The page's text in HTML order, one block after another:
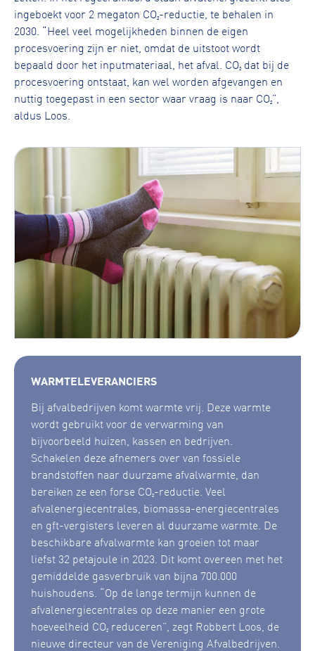
ingeboekt voor 2 megaton CO₂-reductie, te behalen in
2030. “Heel veel mogelijkheden binnen de eigen
procesvoering zijn er niet, omdat de uitstoot wordt
bepaald door het inputmateriaal, het afval. CO₂ dat bij de
procesvoering ontstaat, kan wel worden afgevangen en
nuttig toegepast in een sector waar vraag is naar CO₂”,
aldus Loos.
WARMTELEVERANCIERS
Bij afvalbedrijven komt warmte vrij. Deze warmte
wordt gebruikt voor de verwarming van
bijvoorbeeld huizen, kassen en bedrijven.
Schakelen deze afnemers over van fossiele
brandstoffen naar duurzame afvalwarmte, dan
bereiken ze een forse CO₂-reductie. Veel
afvalenergiecentrales, biomassa-energiecentrales
en gft-vergisters leveren al duurzame warmte. De
beschikbare afvalwarmte kan groeien tot maar
liefst 32 petajoule in 2023. Dit komt overeen met het
gemiddelde gasverbruik van bijna 700.000
huishoudens. “Op de lange termijn kunnen de
afvalenergiecentrales op deze manier een grote
hoeveelheid CO₂ reduceren”, zegt Robbert Loos, de
nieuwe directeur van de Vereniging Afvalbedrijven.